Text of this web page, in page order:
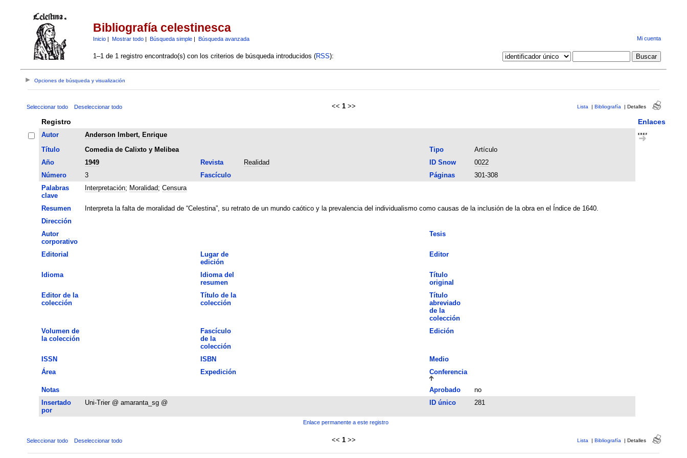
Bibliografía celestinesca
Inicio| Mostrar todo| Búsqueda simple| Búsqueda avanzada Mi cuenta
1–1 de 1 registro encontrado(s) con los criterios de búsqueda introducidos (RSS):
Opciones de búsqueda y visualización
Seleccionar todo Deseleccionar todo << 1 >> Lista | Bibliografía | Detalles
Registro Enlaces
Autor
Anderson Imbert, Enrique
Título
Comedia de Calixto y Melibea Tipo
Artículo
Año
1949 Revista Realidad ID Snow
0022
Número
3 Fascículo Páginas
301-308
Palabras
clave
Interpretación; Moralidad; Censura
Resumen
Interpreta la falta de moralidad de “Celestina”, su retrato de un mundo caótico y la prevalencia del individualismo como causas de la inclusión de la obra en el Índice de 1640.
Dirección
Autor
corporativo
Tesis
Editorial
Lugar de
edición
Editor
Idioma
Idioma del
resumen
Título
original
Editor de la
colección
Título de la
colección
Título
abreviado
de la
colección
Volumen de
la colección
Fascículo
de la
colección
Edición
ISSN ISBN
Medio
Área
Expedición Conferencia
Notas Aprobado
no
Insertado
por
Uni-Trier @ amaranta_sg @ ID único 281
Enlace permanente a este registro
Seleccionar todo Deseleccionar todo << 1 >> Lista | Bibliografía | Detalles